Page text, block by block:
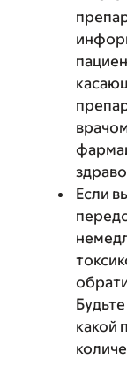
Если
какой